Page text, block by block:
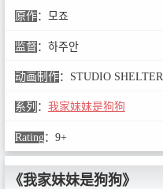
原作： 모죠
监督 ： 하주안
动画制作： STUDIO SHELTER
系列 ： 我家妹妹是狗狗
Rating： 9+
《我家妹妹是狗狗》